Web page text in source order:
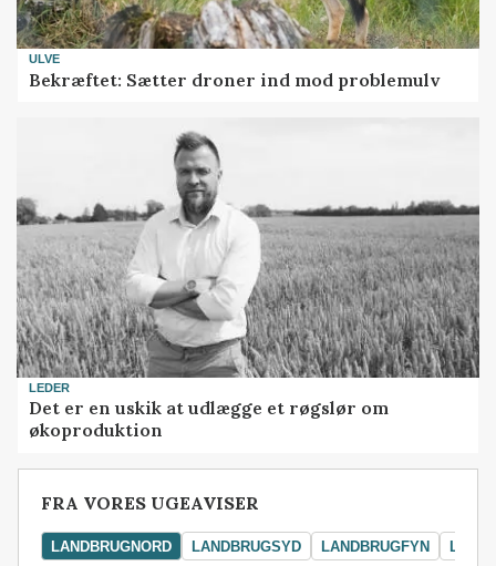
ULVE
Bekræftet: Sætter droner ind mod problemulv
LEDER
Det er en uskik at udlægge et røgslør om
økoproduktion
FRA VORES UGEAVISER
LANDBRUGNORD LANDBRUGSYD LANDBRUGFYN